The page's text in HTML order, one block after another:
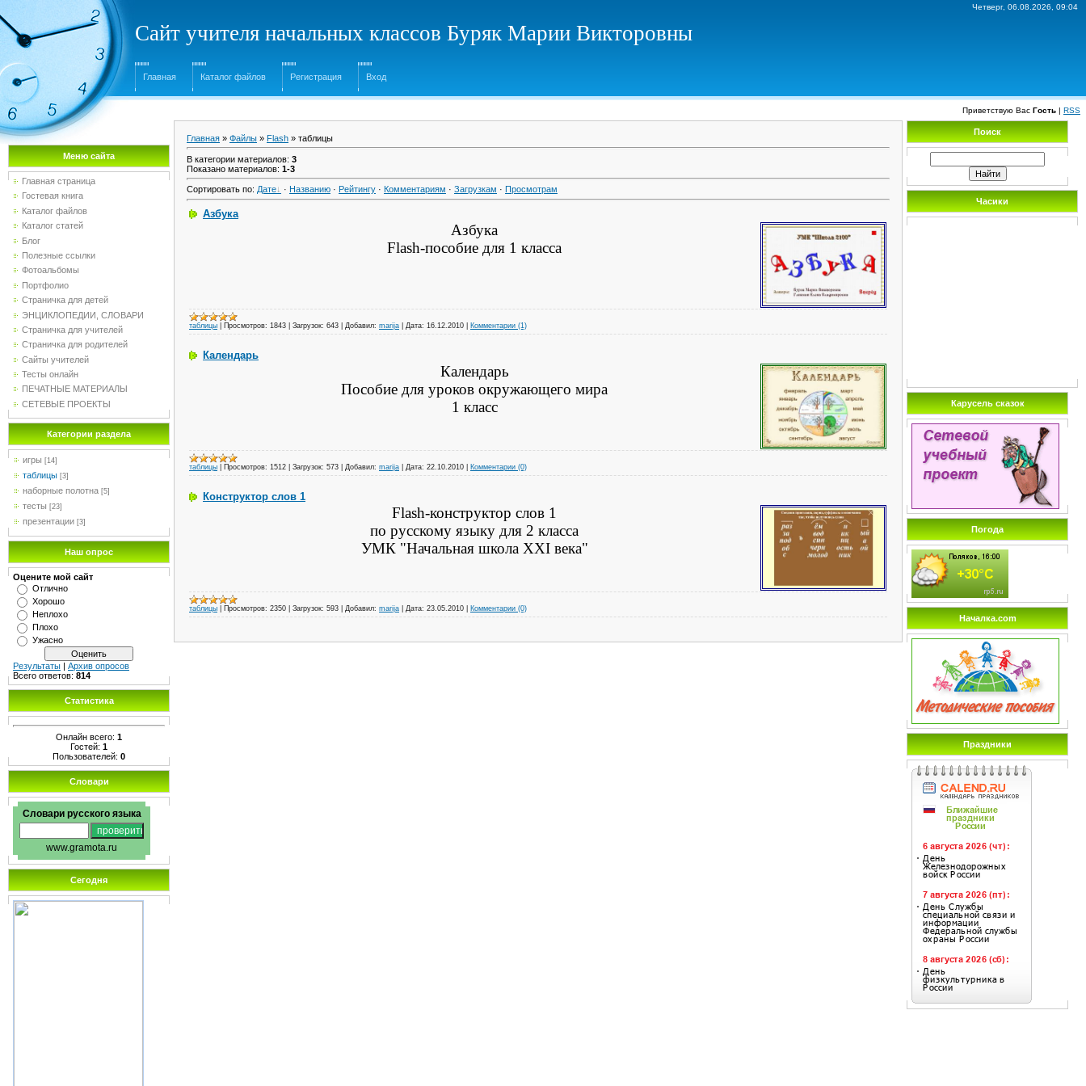
Четверг, 06.08.2026, 09:04
Сайт учителя начальных классов Буряк Марии Викторовны
Главная Каталог файлов Регистрация Вход
Приветствую Вас Гость | RSS
Меню сайта
Главная страница
Гостевая книга
Каталог файлов
Каталог статей
Блог
Полезные ссылки
Фотоальбомы
Портфолио
Страничка для детей
ЭНЦИКЛОПЕДИИ, СЛОВАРИ
Страничка для учителей
Страничка для родителей
Сайты учителей
Тесты онлайн
ПЕЧАТНЫЕ МАТЕРИАЛЫ
СЕТЕВЫЕ ПРОЕКТЫ
Категории раздела
игры [14]
таблицы [3]
наборные полотна [5]
тесты [23]
презентации [3]
Наш опрос
Оцените мой сайт
Отлично
Хорошо
Неплохо
Плохо
Ужасно
Результаты | Архив опросов
Всего ответов: 814
Статистика
Онлайн всего: 1
Гостей: 1
Пользователей: 0
Словари
Словари русского языка
www.gramota.ru
Сегодня
Главная » Файлы » Flash » таблицы
В категории материалов: 3
Показано материалов: 1-3
Сортировать по: Дате · Названию · Рейтингу · Комментариям · Загрузкам · Просмотрам
Азбука
Азбука
Flash-пособие для 1 класса
таблицы Просмотров: 1843 Загрузок: 643 Добавил: marija Дата: 16.12.2010 Комментарии (1)
Календарь
Календарь
Пособие для уроков окружающего мира
1 класс
таблицы Просмотров: 1512 Загрузок: 573 Добавил: marija Дата: 22.10.2010 Комментарии (0)
Конструктор слов 1
Flash-конструктор слов 1
по русскому языку для 2 класса
УМК "Начальная школа XXI века"
таблицы Просмотров: 2350 Загрузок: 593 Добавил: marija Дата: 23.05.2010 Комментарии (0)
Поиск
Часики
Карусель сказок
Погода
Началка.com
Праздники